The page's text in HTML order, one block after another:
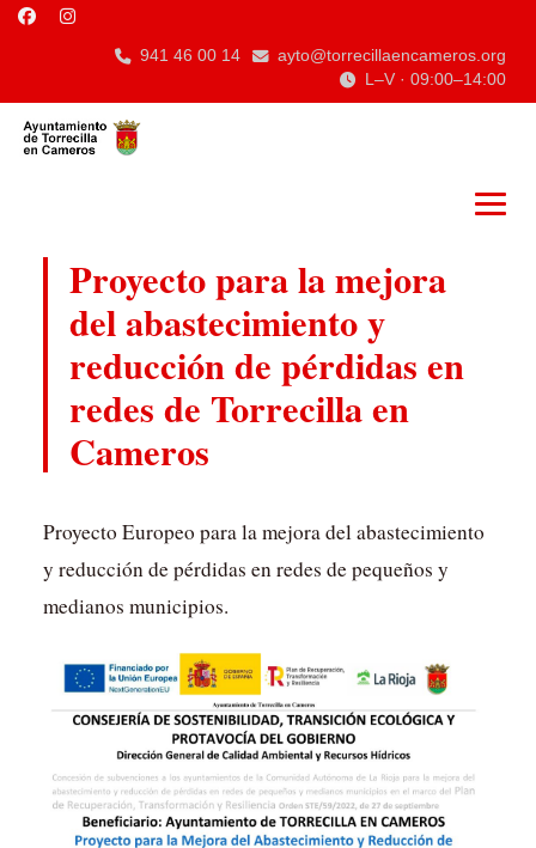
941 46 00 14
ayto@torrecillaencameros.org
L–V · 09:00–14:00
Proyecto para la mejora
del abastecimiento y
reducción de pérdidas en
redes de Torrecilla en
Cameros
Proyecto Europeo para la mejora del abastecimiento
y reducción de pérdidas en redes de pequeños y
medianos municipios.